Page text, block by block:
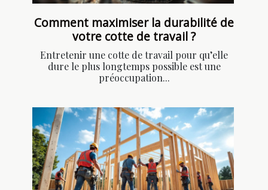
Comment maximiser la durabilité de
votre cotte de travail ?
Entretenir une cotte de travail pour qu’elle
dure le plus longtemps possible est une
préoccupation...